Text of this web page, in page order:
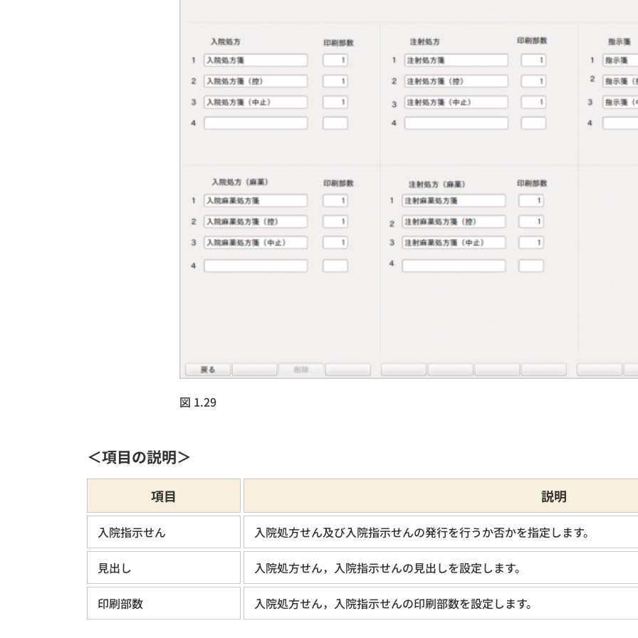
図 1.29
＜項目の説明＞
項目 説明
入院指示せん 入院処方せん及び入院指示せんの発行を行うか否かを指定します。
見出し 入院処方せん，入院指示せんの見出しを設定します。
印刷部数 入院処方せん，入院指示せんの印刷部数を設定します。